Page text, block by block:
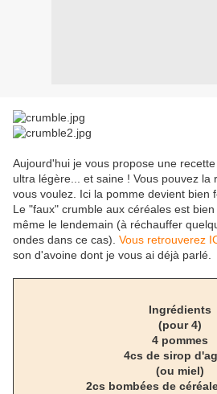
Aujourd'hui je vous propose une
ultra légère... et saine ! Vous pouvez la
vous voulez. Ici la pomme devient bien
Le "faux" crumble aux céréales est
même le lendemain (à réchauffer
ondes dans ce cas). Vous retrouverez
son d'avoine dont je vous ai déjà parlé.
Ingrédients
(pour 4)
4 pommes
4cs de sirop
(ou miel)
2cs bombées de